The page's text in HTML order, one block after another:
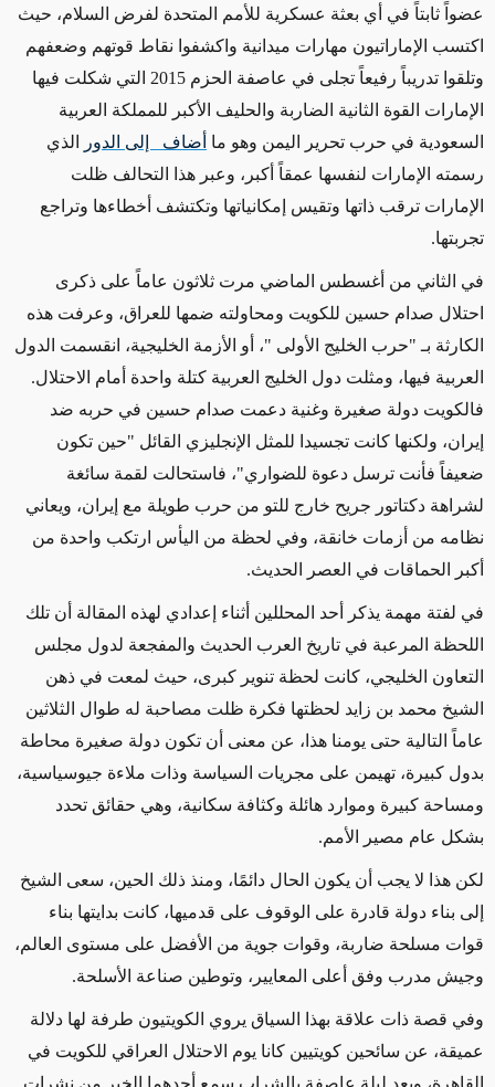
عضواً ثابتاً في أي بعثة عسكرية للأمم المتحدة لفرض السلام، حيث
اكتسب الإماراتيون مهارات ميدانية واكشفوا نقاط قوتهم وضعفهم
وتلقوا تدريباً رفيعاً تجلى في عاصفة الحزم 2015 التي شكلت فيها
الإمارات القوة الثانية الضاربة والحليف الأكبر للمملكة العربية
السعودية في حرب تحرير اليمن وهو ما أضاف إلى الدور
الذي
رسمته الإمارات لنفسها عمقاً أكبر، وعبر هذا التحالف ظلت
الإمارات ترقب ذاتها وتقيس إمكانياتها وتكتشف أخطاءها وتراجع
تجربتها.
في الثاني من أغسطس الماضي مرت ثلاثون عاماً على ذكرى
احتلال صدام حسين للكويت ومحاولته ضمها للعراق، وعرفت هذه
الكارثة بـ "حرب الخليج الأولى "، أو الأزمة الخليجية، انقسمت الدول
العربية فيها، ومثلت دول الخليج العربية كتلة واحدة أمام الاحتلال.
فالكويت دولة صغيرة وغنية دعمت صدام حسين في حربه ضد
إيران، ولكنها كانت تجسيدا للمثل الإنجليزي القائل "حين تكون
ضعيفاً فأنت ترسل دعوة للضواري"، فاستحالت لقمة سائغة
لشراهة دكتاتور جريح خارج للتو من حرب طويلة مع إيران، ويعاني
نظامه من أزمات خانقة، وفي لحظة من اليأس ارتكب واحدة من
أكبر الحماقات في العصر الحديث.
في لفتة مهمة يذكر أحد المحللين أثناء إعدادي لهذه المقالة أن تلك
اللحظة المرعبة في تاريخ العرب الحديث والمفجعة لدول مجلس
التعاون الخليجي، كانت لحظة تنوير كبرى، حيث لمعت في ذهن
الشيخ محمد بن زايد لحظتها فكرة ظلت مصاحبة له طوال الثلاثين
عاماً التالية حتى يومنا هذا، عن معنى أن تكون دولة صغيرة محاطة
بدول كبيرة، تهيمن على مجريات السياسة وذات ملاءة جيوسياسية،
ومساحة كبيرة وموارد هائلة وكثافة سكانية، وهي حقائق تحدد
بشكل عام مصير الأمم.
لكن هذا لا يجب أن يكون الحال دائمًا، ومنذ ذلك الحين، سعى الشيخ
إلى بناء دولة قادرة على الوقوف على قدميها، كانت بدايتها بناء
قوات مسلحة ضاربة، وقوات جوية من الأفضل على مستوى العالم،
وجيش مدرب وفق أعلى المعايير، وتوطين صناعة الأسلحة.
وفي قصة ذات علاقة بهذا السياق يروي الكويتيون طرفة لها دلالة
عميقة، عن سائحين كويتيين كانا يوم الاحتلال العراقي للكويت في
القاهرة، وبعد ليلة عاصفة بالشراب سمع أحدهما الخبر من نشرات